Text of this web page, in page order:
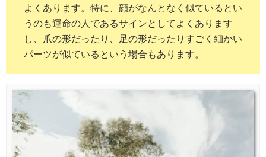
よくあります。特に、顔がなんとなく似ているとい
うのも運命の人であるサインとしてよくあります
し、爪の形だったり、足の形だったりすごく細かい
パーツが似ているという場合もあります。